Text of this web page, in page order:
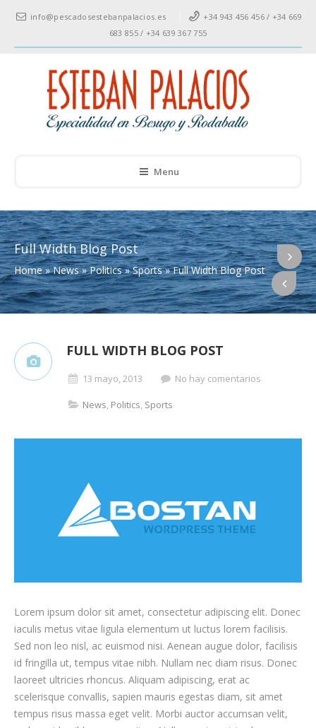
info@pescadosestebanpalacios.es
+34 943 456 456 / +34 669
683 855 / +34 639 367 755
Menu
Full Width Blog Post
Home » News » Politics » Sports »Full Width Blog Post
FULL WIDTH BLOG POST
13 mayo, 2013 No hay comentarios
News, Politics, Sports
Lorem ipsum dolor sit amet, consectetur adipiscing elit. Donec
iaculis metus vitae ligula elementum ut luctus lorem facilisis.
Sed non leo nisl, ac euismod nisi. Aenean augue dolor, facilisis
id fringilla ut, tempus vitae nibh. Nullam nec diam risus. Donec
laoreet ultricies rhoncus. Aliquam adipiscing, erat ac
scelerisque convallis, sapien mauris egestas diam, sit amet
tempus risus massa eget velit. Morbi auctor accumsan velit,